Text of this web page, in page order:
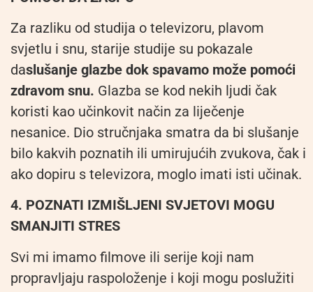
Za razliku od studija o televizoru, plavom
svjetlu i snu, starije studije su pokazale
daslušanje glazbe dok spavamo može pomoći
zdravom snu. Glazba se kod nekih ljudi čak
koristi kao učinkovit način za liječenje
nesanice. Dio stručnjaka smatra da bi slušanje
bilo kakvih poznatih ili umirujućih zvukova, čak i
ako dopiru s televizora, moglo imati isti učinak.
4. POZNATI IZMIŠLJENI SVJETOVI MOGU
SMANJITI STRES
Svi mi imamo filmove ili serije koji nam
propravljaju raspoloženje i koji mogu poslužiti